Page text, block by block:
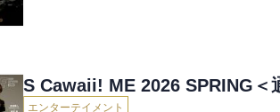
S Cawaii! ME 2026 SPRING＜
エンターテイメント